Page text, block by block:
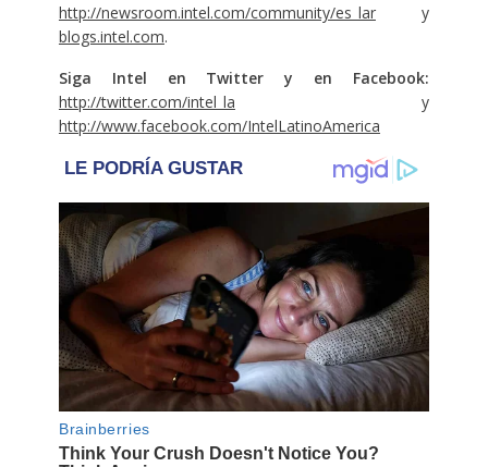
http://newsroom.intel.com/community/es_lary
blogs.intel.com.
Siga Intel en Twitter y en Facebook:
http://twitter.com/intel_la y
http://www.facebook.com/IntelLatinoAmerica